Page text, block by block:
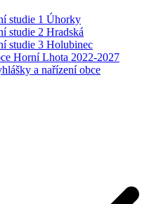
studie 1 Úhorky
studie 2 Hradská
studie 3 Holubinec
Horní Lhota 2022-2027
a nařízení obce